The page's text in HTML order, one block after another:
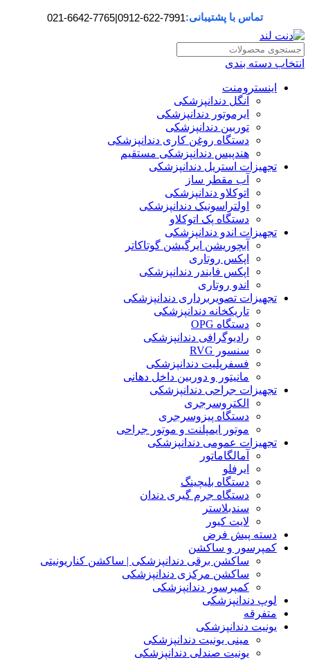
تماس با پشتیبانی:0912-622-7991
|
021-6642-7765
انتخاب دسته بندی
اینسترومنت
آنگل دندانپزشکی
ایرموتور دندانپزشکی
توربین دندانپزشکی
دستگاه روغن کاری دندانپزشکی
هندپیس دندانپزشکی مستقیم
تجهیزات استریل دندانپزشکی
آب مقطر ساز
اتوکلاو دندانپزشکی
اولتراسونیک دندانپزشکی
دستگاه پک اتوکلاو
تجهیزات اندو دندانپزشکی
آبچوریشن ایرگیشن گوتاکاتر
اپکس روتاری
اپکس فایندر دندانپزشکی
اندو روتاری
تجهیزات تصویربرداری دندانپزشکی
تاریکخانه دندانپزشکی
دستگاه OPG
رادیوگرافی دندانپزشکی
سنسور RVG
فسفرپلیت دندانپزشکی
مانیتور و دوربین داخل دهانی
تجهیزات جراحی دندانپزشکی
الکتروسرجری
دستگاه پیزوسرجری
موتور ایمپلنت و موتور جراحی
تجهیزات عمومی دندانپزشکی
آمالگاماتور
ایرفلو
دستگاه بلیچینگ
دستگاه جرم گیری دندان
سندبلاستر
لایت کیور
دسته پیش فرض
کمپرسور و ساکشن
ساکشن برقی دندانپزشکی | ساکشن کناریونیتی
ساکشن مرکزی دندانپزشکی
کمپرسور دندانپزشکی
لوپ دندانپزشکی
متفرقه
یونیت دندانپزشکی
مینی یونیت دندانپزشکی
یونیت صندلی دندانپزشکی